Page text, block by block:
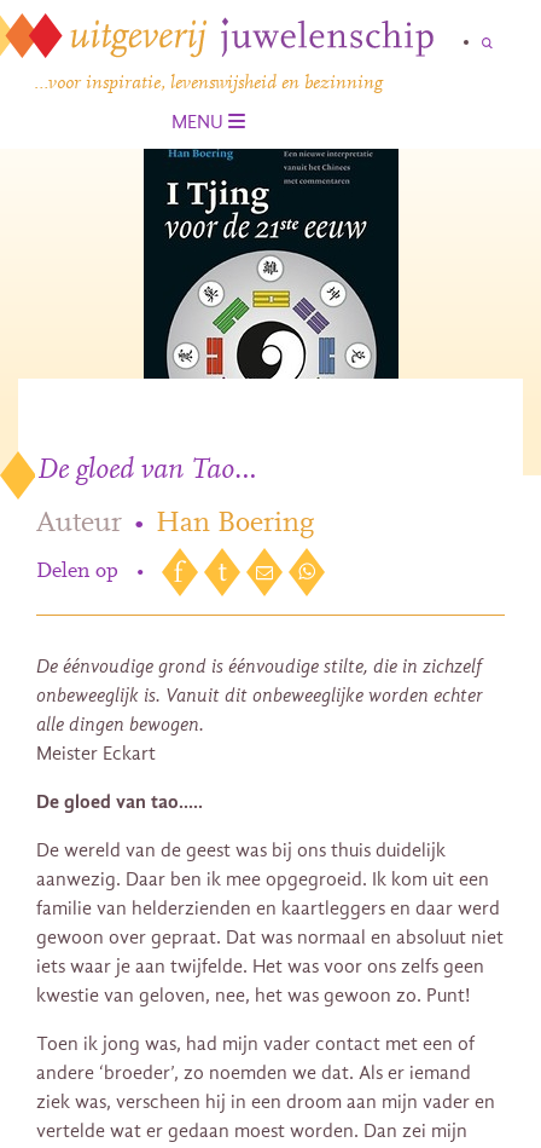
…voor inspiratie, levenswijsheid en bezinning
MENU
De gloed van Tao…
Auteur • Han Boering
Delen op •
De éénvoudige grond is éénvoudige stilte, die in zichzelf
onbeweeglijk is. Vanuit dit onbeweeglijke worden echter
alle dingen bewogen.
Meister Eckart
De gloed van tao…..
De wereld van de geest was bij ons thuis duidelijk
aanwezig. Daar ben ik mee opgegroeid. Ik kom uit een
familie van helderzienden en kaartleggers en daar werd
gewoon over gepraat. Dat was normaal en absoluut niet
iets waar je aan twijfelde. Het was voor ons zelfs geen
kwestie van geloven, nee, het was gewoon zo. Punt!
Toen ik jong was, had mijn vader contact met een of
andere ‘broeder’, zo noemden we dat. Als er iemand
ziek was, verscheen hij in een droom aan mijn vader en
vertelde wat er gedaan moest worden. Dan zei mijn